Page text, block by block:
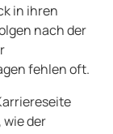
in ihren
nach der
fehlen oft.
der